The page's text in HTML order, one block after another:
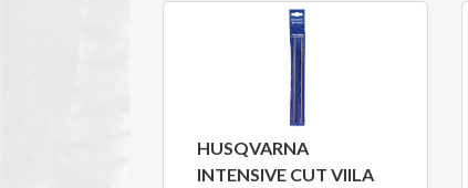
HUSQVARNA
INTENSIVE CUT VIILA